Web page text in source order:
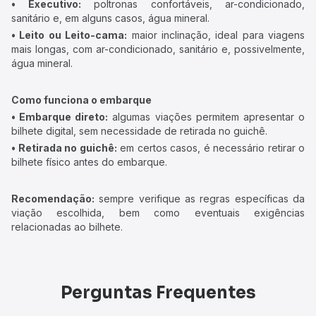
• Executivo: poltronas confortáveis, ar-condicionado,
sanitário e, em alguns casos, água mineral.
• Leito ou Leito-cama: maior inclinação, ideal para viagens
mais longas, com ar-condicionado, sanitário e, possivelmente,
água mineral.
Como funciona o embarque
• Embarque direto: algumas viações permitem apresentar o
bilhete digital, sem necessidade de retirada no guichê.
• Retirada no guichê: em certos casos, é necessário retirar o
bilhete físico antes do embarque.
Recomendação: sempre verifique as regras específicas da
viação escolhida, bem como eventuais exigências
relacionadas ao bilhete.
Perguntas Frequentes